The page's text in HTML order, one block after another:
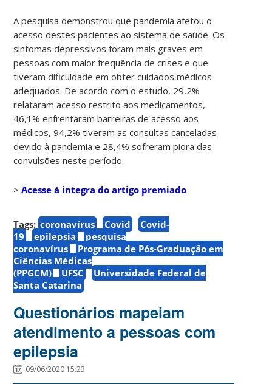
A pesquisa demonstrou que pandemia afetou o
acesso destes pacientes ao sistema de saúde. Os
sintomas depressivos foram mais graves em
pessoas com maior frequência de crises e que
tiveram dificuldade em obter cuidados médicos
adequados. De acordo com o estudo, 29,2%
relataram acesso restrito aos medicamentos,
46,1% enfrentaram barreiras de acesso aos
médicos, 94,2% tiveram as consultas canceladas
devido à pandemia e 28,4% sofreram piora das
convulsões neste período.
>Acesse à integra do artigo premiado
Tags: coronavírus Covid
Covid-
19
epilepsia
pesquisa
coronavírus
Programa de Pós-Graduação em
Ciências Médicas
(PPGCM)
UFSC
Universidade Federal de
Santa Catarina
Questionários mapeiam
atendimento a pessoas com
epilepsia
09/06/2020 15:23